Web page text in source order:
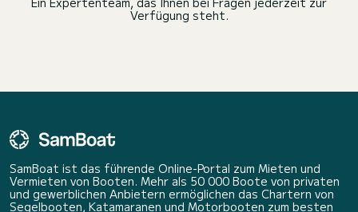
Verfügung steht.
SamBoat ist das führende Online-Portal zum Mieten und
Vermieten von Booten. Mehr als 50 000 Boote von privaten
und gewerblichen Anbietern ermöglichen das Chartern von
Segelbooten, Katamaranen und Motorbooten zum besten